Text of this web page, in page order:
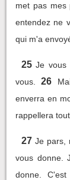
met pas mes
entendez ne
qui m'a
25 Je vous
vous.
26
enverra en
rappellera
27 Je pars,
vous donne.
donne.